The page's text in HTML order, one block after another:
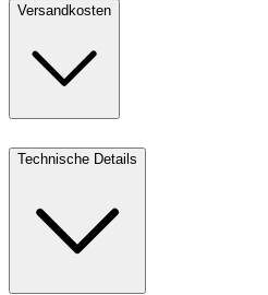
Versandkosten
Technische Details